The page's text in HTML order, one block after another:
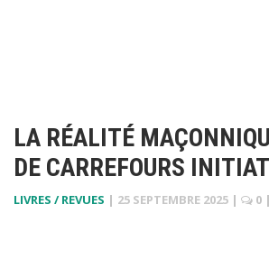
LA RÉALITÉ
DE CARREFOURS
LIVRES / REVUES | 25 SEPTEMBRE 2025 | 0